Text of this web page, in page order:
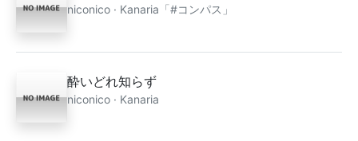
niconico · Kanaria「#コンパス」
酔いどれ知らず
niconico · Kanaria